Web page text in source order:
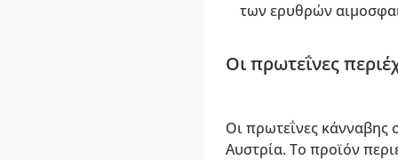
των ερυθρών
Οι πρωτεΐνες
Οι πρωτεΐνες κάνναβης
Αυστρία. Το προϊόν